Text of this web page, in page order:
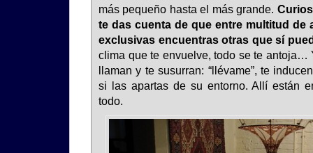
más pequeño hasta el más grande.
te das cuenta de que entre multitud de
exclusivas encuentras otras que sí
clima que te envuelve, todo se te antoja…
llaman y te susurran: “llévame”, te
si las apartas de su entorno. Allí están
todo.